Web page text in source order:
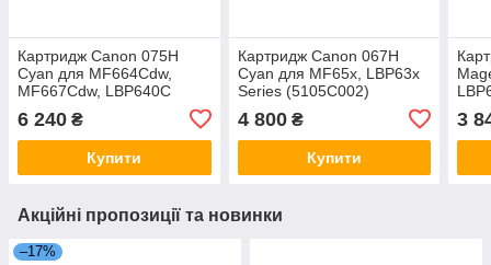
Картридж Canon 075H
Cyan для MF664Cdw,
MF667Cdw, LBP640C
6 240 ₴
Купити
Картридж Canon 067H
Cyan для MF65x, LBP63x
Series (5105C002)
4 800₴
Купити
3
Акційні пропозиції та новинки
–17%